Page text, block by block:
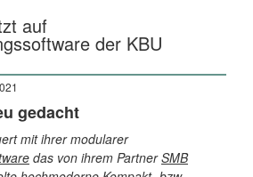
auf
der KBU
gedacht
mit ihrer modularer
das von ihrem PartnerSMB